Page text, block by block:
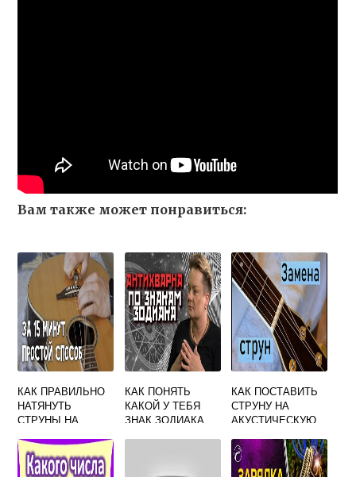
Вам также может понравиться:
КАК ПРАВИЛЬНО
НАТЯНУТЬ
СТРУНЫ НА
ГИТАРЕ
ШЕСТИСТРУННОЙ
КАК ПОНЯТЬ
КАКОЙ У ТЕБЯ
ЗНАК ЗОДИАКА
КАК ПОСТАВИТЬ
СТРУНУ НА
АКУСТИЧЕСКУЮ